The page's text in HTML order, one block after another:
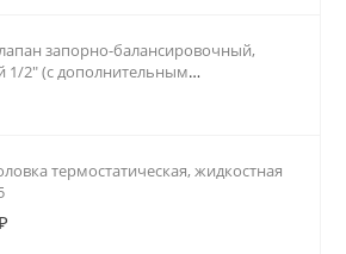
запорно-балансировочный,
1/2" (с дополнительным
термостатическая, жидкостная